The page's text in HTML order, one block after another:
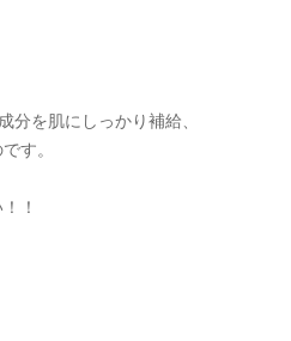
分を肌にしっかり補給、
す。
！